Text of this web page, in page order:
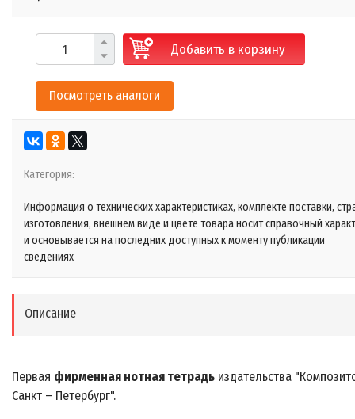
Добавить в корзину
Посмотреть аналоги
Категория:
Информация о технических характеристиках, комплекте поставки,
изготовления, внешнем виде и цвете товара носит справочный
и основывается на последних доступных к моменту публикации
сведениях
Описание
Первая фирменная нотная тетрадь издательства
Санкт – Петербург".